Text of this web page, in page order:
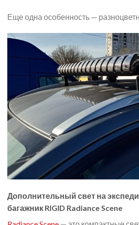
Еще одна особенность —
Дополнительный свет на
багажник RIGID Radiance Scene